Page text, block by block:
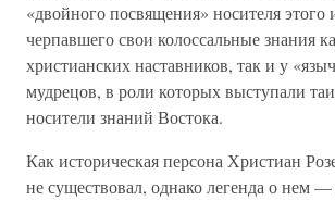
«двойного посвящения» носителя этого
черпавшего свои колоссальные знания
христианских наставников, так и у
мудрецов, в роли которых выступали
носители знаний Востока.
Как историческая персона Христиан
не существовал, однако легенда о нем